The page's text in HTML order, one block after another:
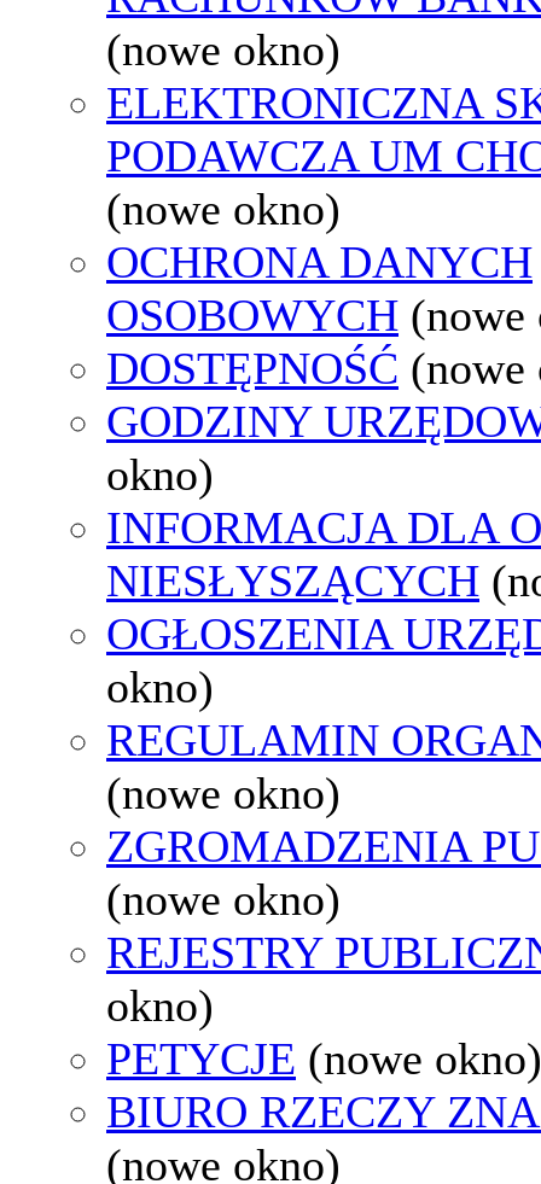
(nowe okno)
ELEKTRONICZNA
PODAWCZA UM
(nowe okno)
OCHRONA DANYCH
OSOBOWYCH (nowe
DOSTĘPNOŚĆ (nowe
GODZINY
okno)
INFORMACJA DLA
NIESŁYSZĄCYCH
OGŁOSZENIA
okno)
REGULAMIN
(nowe okno)
ZGROMADZENIA
(nowe okno)
REJESTRY
okno)
PETYCJE (nowe okno)
BIURO RZECZY
(nowe okno)